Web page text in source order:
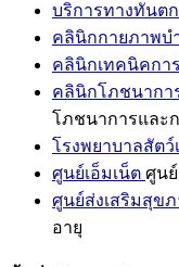
บริการทางทันต
คลินิกกายภาพบ
คลินิกเทคนิคกา
คลินิกโภชนากา
โภชนาการและ
โรงพยาบาลสัตว์
ศูนย์เอ็มเน็ต ศูนย์
ศูนย์ส่งเสริมสุขภ
อายุ